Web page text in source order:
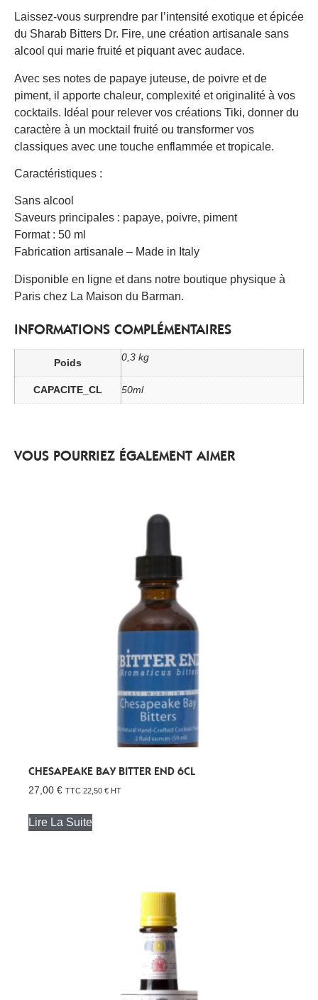
Laissez-vous surprendre par l’intensité exotique et épicée
du Sharab Bitters Dr. Fire, une création artisanale sans
alcool qui marie fruité et piquant avec audace.
Avec ses notes de papaye juteuse, de poivre et de
piment, il apporte chaleur, complexité et originalité à vos
cocktails. Idéal pour relever vos créations Tiki, donner du
caractère à un mocktail fruité ou transformer vos
classiques avec une touche enflammée et tropicale.
Caractéristiques :
Sans alcool
Saveurs principales : papaye, poivre, piment
Format : 50 ml
Fabrication artisanale – Made in Italy
Disponible en ligne et dans notre boutique physique à
Paris chez La Maison du Barman.
INFORMATIONS COMPLÉMENTAIRES
Poids 0,3 kg
CAPACITE_CL 50ml
VOUS POURRIEZ ÉGALEMENT AIMER
CHESAPEAKE BAY BITTER END 6CL
27,00 € TTC 22,50 € HT
Lire La Suite